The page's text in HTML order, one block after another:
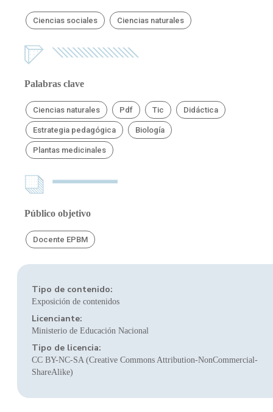
Ciencias sociales Ciencias naturales
Palabras clave
Ciencias naturales Pdf Tic Didáctica
Estrategia pedagógica Biología
Plantas medicinales
Público objetivo
Docente EPBM
Tipo de contenido:
Exposición de contenidos
Licenciante:
Ministerio de Educación Nacional
Tipo de licencia:
CC BY-NC-SA (Creative Commons Attribution-NonCommercial-
ShareAlike)